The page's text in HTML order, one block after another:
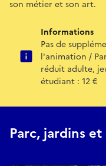
son métier et son art.
Informations
Pas de
l'animation /
réduit adulte,
étudiant : 12 €
Parc, jardins